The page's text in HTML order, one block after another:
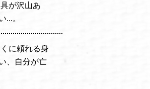
が沢山あ
...。
に頼れる身
、自分が亡